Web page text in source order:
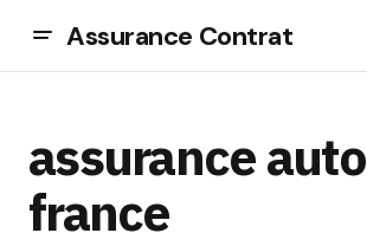
Assurance Contrat
assurance auto
france